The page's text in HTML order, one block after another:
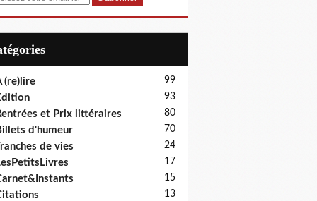
(re)lire 99
93
et Prix littéraires 80
d'humeur 70
de vies 24
17
15
13